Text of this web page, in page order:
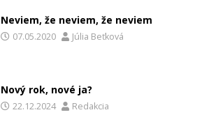
Neviem, že neviem, že neviem
07.05.2020 Júlia Beťková
Nový rok, nové ja?
22.12.2024 Redakcia